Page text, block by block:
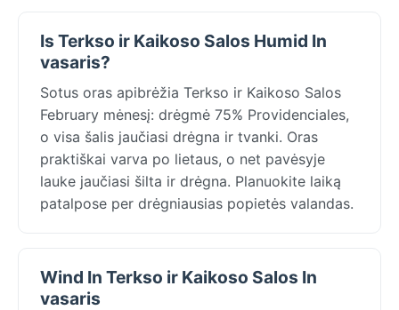
Is Terkso ir Kaikoso Salos Humid In
vasaris?
Sotus oras apibrėžia Terkso ir Kaikoso Salos
February mėnesį: drėgmė 75% Providenciales,
o visa šalis jaučiasi drėgna ir tvanki. Oras
praktiškai varva po lietaus, o net pavėsyje
lauke jaučiasi šilta ir drėgna. Planuokite laiką
patalpose per drėgniausias popietės valandas.
Wind In Terkso ir Kaikoso Salos In
vasaris